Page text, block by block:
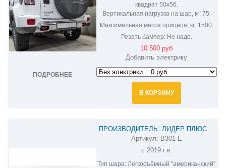
ПОДРОБНЕЕ
квадрат 50х50.
Вертикальная нагрузка на шар, кг:75.
Максимальная масса прицепа, кг:1500.
Резать бампер:Не надо.
10 500 руб
Добавить электрику
В КОРЗИНУ
ПРОИЗВОДИТЕЛЬ: ЛИДЕР ПЛЮС
ФАРКОП НА BAIC BJ40 B301-E
Артикул: B301-E
с 2019 г.в.
Тип шара: Легкосъёмный "американский"